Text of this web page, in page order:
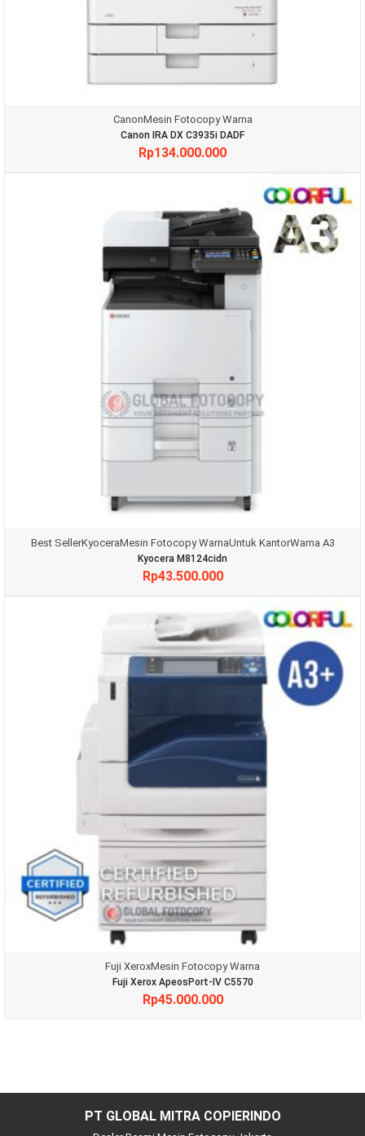
CanonMesin Fotocopy Warna
Canon IRA DX C3935i DADF
Rp134.000.000
Best SellerKyoceraMesin Fotocopy WarnaUntuk KantorWarna A3
Kyocera M8124cidn
Rp43.500.000
Fuji XeroxMesin Fotocopy Warna
Fuji Xerox ApeosPort-IV C5570
Rp45.000.000
PT GLOBAL MITRA COPIERINDO